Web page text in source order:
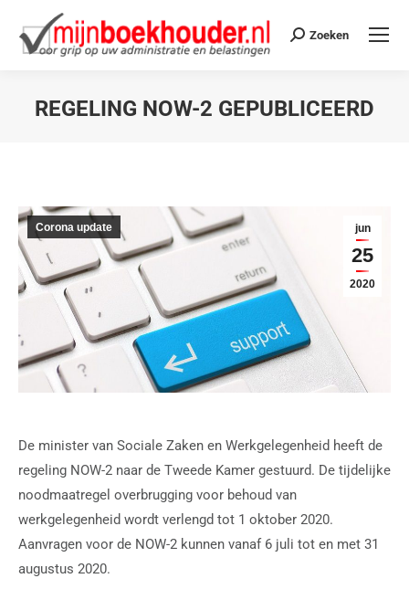
Zoeken
REGELING NOW-2 GEPUBLICEERD
jun
25
2020
Corona update
De minister van Sociale Zaken en Werkgelegenheid heeft de
regeling NOW-2 naar de Tweede Kamer gestuurd. De tijdelijke
noodmaatregel overbrugging voor behoud van
werkgelegenheid wordt verlengd tot 1 oktober 2020.
Aanvragen voor de NOW-2 kunnen vanaf 6 juli tot en met 31
augustus 2020.